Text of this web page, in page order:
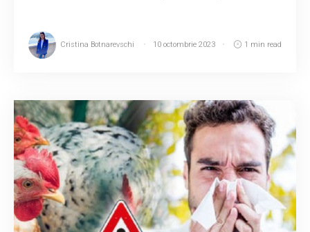
Cristina Botnarevschi 10 octombrie 2023 1 min read